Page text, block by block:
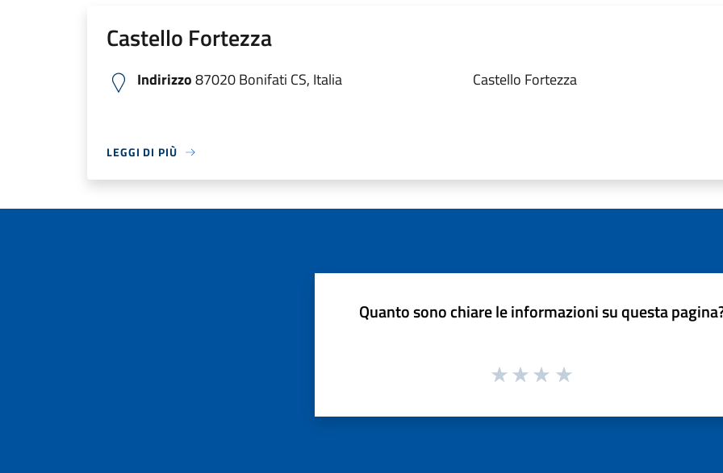
Castello Fortezza
Indirizzo87020 Bonifati CS, Italia Castello Fortezza
LEGGI DI PIÙ
Quanto sono chiare le informazioni su questa